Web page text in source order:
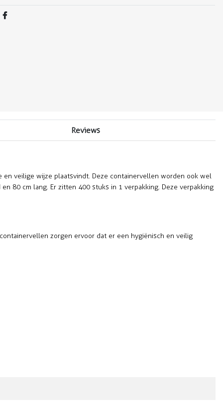
Reviews
veilige wijze plaatsvindt. Deze containervellen worden ook wel
80 cm lang. Er zitten 400 stuks in 1 verpakking. Deze verpakking
zorgen ervoor dat er een hygiënisch en veilig